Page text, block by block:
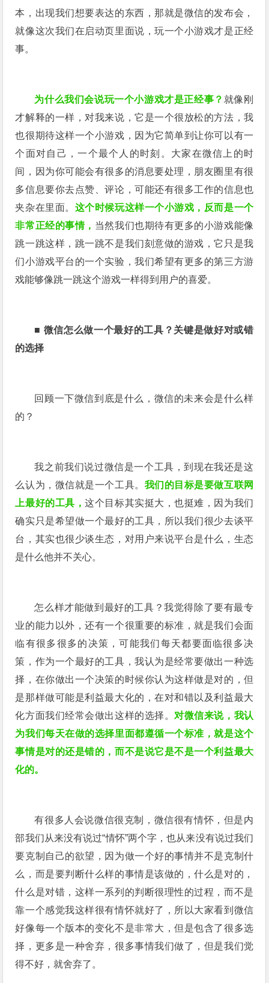
本，出现我们想要表达的东西，那就是微信的发布会，
就像这次我们在启动页里面说，玩一个小游戏才是正经
事。
为什么我们会说玩一个小游戏才是正经事？ 就像刚
才解释的一样，对我来说，它是一个很放松的方法，我
也很期待这样一个小游戏，因为它简单到让你可以有一
个面对自己，一个最个人的时刻。大家在微信上的时
间，因为你可能会有很多的消息要处理，朋友圈里有很
多信息要你去点赞、评论，可能还有很多工作的信息也
夹杂在里面。 这个时候玩这样一个小游戏，反而是一个
非常正经的事情， 当然我们也期待有更多的小游戏能像
跳一跳这样，跳一跳不是我们刻意做的游戏，它只是我
们小游戏平台的一个实验，我们希望有更多的第三方游
戏能够像跳一跳这个游戏一样得到用户的喜爱。
■ 微信怎么做一个最好的工具？关键是做好对或错
的选择
回顾一下微信到底是什么，微信的未来会是什么样
的？
我之前我们说过微信是一个工具，到现在我还是这
么认为，微信就是一个工具。 我们的目标是要做互联网
上最好的工具，这个目标其实挺大，也挺难，因为我们
确实只是希望做一个最好的工具，所以我们很少去谈平
台，其实也很少谈生态，对用户来说平台是什么，生态
是什么他并不关心。
怎么样才能做到最好的工具？我觉得除了要有最专
业的能力以外，还有一个很重要的标准，就是我们会面
临有很多很多的决策，可能我们每天都要面临很多决
策，作为一个最好的工具，我认为是经常要做出一种选
择，在你做出一个决策的时候你认为这样做是对的，但
是那样做可能是利益最大化的，在对和错以及利益最大
化方面我们经常会做出这样的选择。 对微信来说，我认
为我们每天在做的选择里面都遵循一个标准，就是这个
事情是对的还是错的，而不是说它是不是一个利益最大
化的。
有很多人会说微信很克制，微信很有情怀，但是内
部我们从来没有说过“情怀”两个字，也从来没有说过我们
要克制自己的欲望，因为做一个好的事情并不是克制什
么，而是要判断什么样的事情是该做的，什么是对的，
什么是对错，这样一系列的判断很理性的过程，而不是
靠一个感觉我这样很有情怀就好了，所以大家看到微信
好像每一个版本的变化不是非常大，但是包含了很多选
择，更多是一种舍弃，很多事情我们做了，但是我们觉
得不好，就舍弃了。